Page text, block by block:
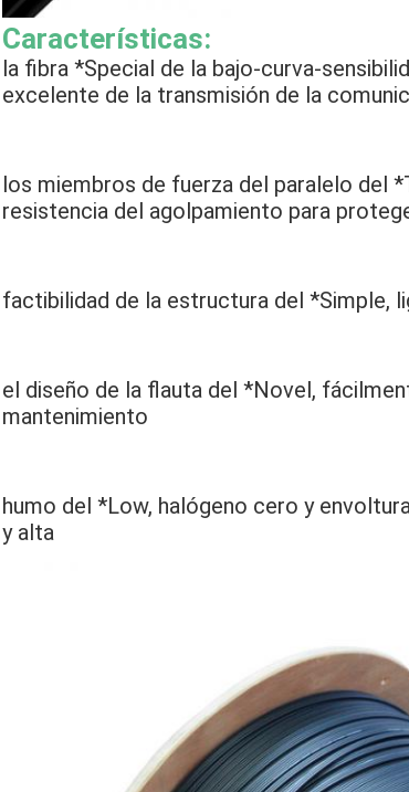
Características:
la fibra *Special de la bajo-curva-
excelente de la transmisión de la
los miembros de fuerza del paralelo del
resistencia del agolpamiento para
factibilidad de la estructura del *Simple,
el diseño de la flauta del *Novel,
mantenimiento
humo del *Low, halógeno cero y
y alta